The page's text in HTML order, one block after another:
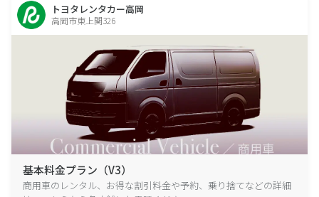
トヨタレンタカー高岡
高岡市東上関326
基本料金プラン（V3）
商用車のレンタル、お得な割引料金や予約、乗り捨てなどの詳細